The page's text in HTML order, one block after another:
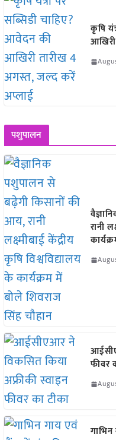
कृषि
पशुपालन
रानी
फीवर